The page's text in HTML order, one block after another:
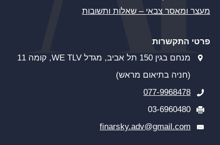
מעצר ומאסר צבאי – שאלות ותשובות
פרטי התקשרות
מנחם בגין 150 תל אביב, מגדל WE TLV, קומה 11
(חניה בתיאום מראש)
077-9968478
03-6960480
finarsky.adv@gmail.com